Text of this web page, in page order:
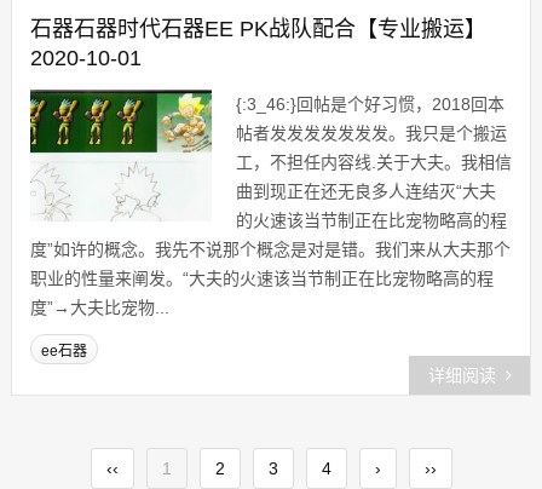
石器石器时代石器EE PK战队配合【专业搬运】
2020-10-01
{:3_46:}回帖是个好习惯，2018回本
帖者发发发发发发发。我只是个搬运
工，不担任内容线.关于大夫。我相信
曲到现正在还无良多人连结灭“大夫
的火速该当节制正在比宠物略高的程
度”如许的概念。我先不说那个概念是对是错。我们来从大夫那个
职业的性量来阐发。“大夫的火速该当节制正在比宠物略高的程
度”→大夫比宠物...
ee石器
详细阅读
‹‹ 1 2 3 4 › ››